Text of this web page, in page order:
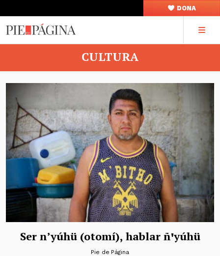
DONA
CULTURA
Ser n’yúhü (otomí), hablar ñꞌyúhü
Pie de Página